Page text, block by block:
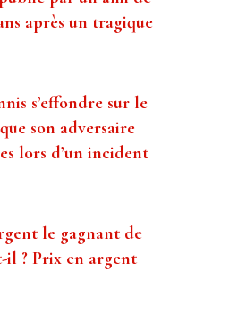
après un tragique
s’effondre sur le
son adversaire
lors d’un incident
le gagnant de
il ? Prix ​​en argent